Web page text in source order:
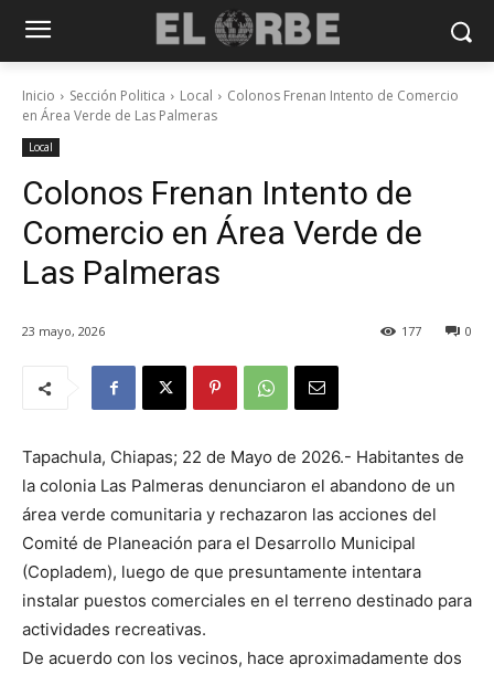
Inicio Sección Politica Local
Colonos Frenan Intento de Comercio
en Área Verde de Las Palmeras
Local
Colonos Frenan Intento de
Comercio en Área Verde de
Las Palmeras
23 mayo, 2026 0
177
Tapachula, Chiapas; 22 de Mayo de 2026.- Habitantes de
la colonia Las Palmeras denunciaron el abandono de un
área verde comunitaria y rechazaron las acciones del
Comité de Planeación para el Desarrollo Municipal
(Copladem), luego de que presuntamente intentara
instalar puestos comerciales en el terreno destinado para
actividades recreativas.
De acuerdo con los vecinos, hace aproximadamente dos